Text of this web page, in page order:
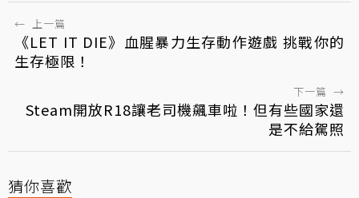
← 上一篇
《LET IT DIE》血腥暴力生存動作遊戲 挑戰你的
生存極限！
下一篇 →
Steam開放R18讓老司機飆車啦！但有些國家還
是不給駕照
猜你喜歡